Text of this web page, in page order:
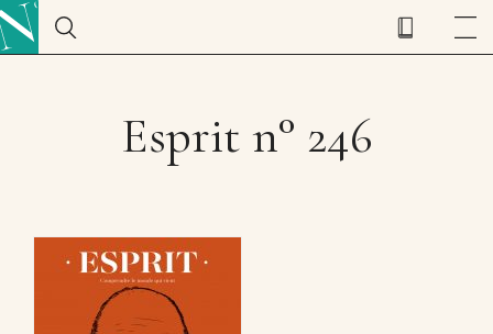
Esprit n° 246